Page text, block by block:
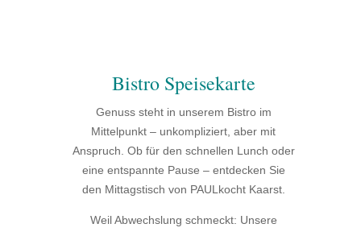
Bistro Speisekarte
Genuss steht in unserem Bistro im
Mittelpunkt – unkompliziert, aber mit
Anspruch. Ob für den schnellen Lunch oder
eine entspannte Pause – entdecken Sie
den Mittagstisch von PAULkocht Kaarst.
Weil Abwechslung schmeckt: Unsere